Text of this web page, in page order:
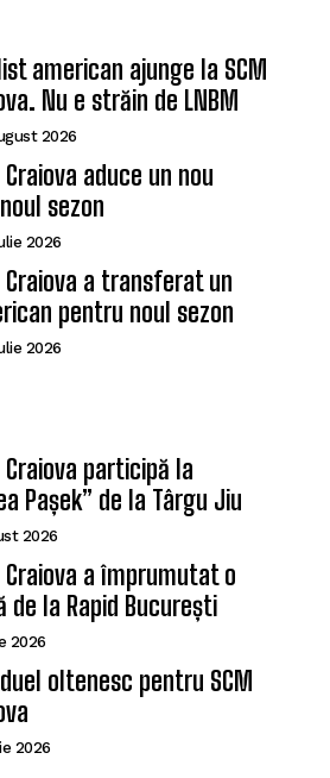
american ajunge la SCM
Nu e străin de LNBM
2026
aduce un nou
sezon
2026
Craiova a transferat un
pentru noul sezon
2026
participă la
Pașek” de la Târgu Jiu
2026
a împrumutat o
la Rapid București
2026
oltenesc pentru SCM
2026